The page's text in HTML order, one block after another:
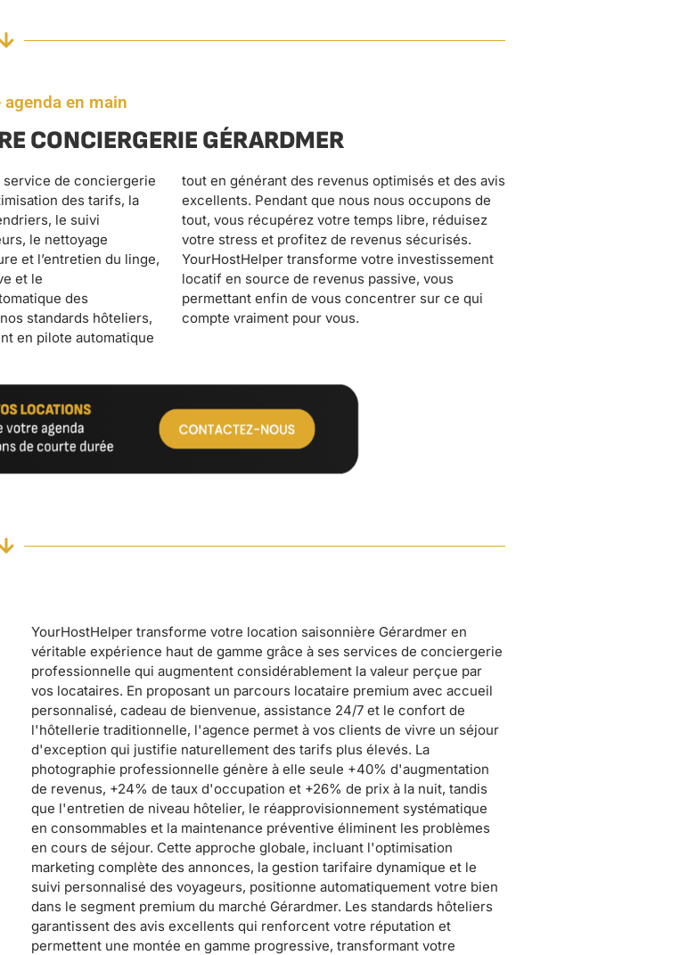
en main
CONCIERGERIE GÉRARDMER
compte vraiment pour vous.
YourHostHelper transforme votre location saisonnière Gérardmer en
véritable expérience haut de gamme grâce à ses services de conciergerie
professionnelle qui augmentent considérablement la valeur perçue par
vos locataires. En proposant un parcours locataire premium avec accueil
personnalisé, cadeau de bienvenue, assistance 24/7 et le confort de
l'hôtellerie traditionnelle, l'agence permet à vos clients de vivre un séjour
d'exception qui justifie naturellement des tarifs plus élevés. La
photographie professionnelle génère à elle seule +40% d'augmentation
de revenus, +24% de taux d'occupation et +26% de prix à la nuit, tandis
que l'entretien de niveau hôtelier, le réapprovisionnement systématique
en consommables et la maintenance préventive éliminent les problèmes
en cours de séjour. Cette approche globale, incluant l'optimisation
marketing complète des annonces, la gestion tarifaire dynamique et le
suivi personnalisé des voyageurs, positionne automatiquement votre bien
dans le segment premium du marché Gérardmer. Les standards hôteliers
garantissent des avis excellents qui renforcent votre réputation et
permettent une montée en gamme progressive, transformant votre